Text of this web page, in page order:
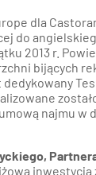
dla
do
2013 r.
bijących
najmu w